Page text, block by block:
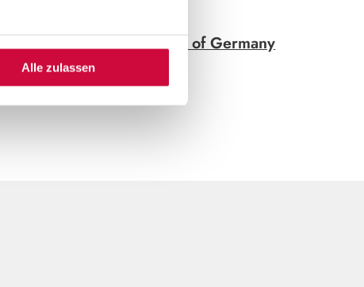
Alle zulassen
planst – beiPlaces of Germany